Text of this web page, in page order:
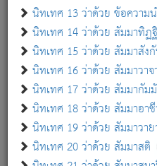
นิทเทศ 13 ว่าด้วย ข้อความ
นิทเทศ 14 ว่าด้วย สัมมาทิฏฐิ
นิทเทศ 15 ว่าด้วย สัมมาสัง
นิทเทศ 16 ว่าด้วย สัมมาวาจ
นิทเทศ 17 ว่าด้วย สัมมากัม
นิทเทศ 18 ว่าด้วย สัมมาอา
นิทเทศ 19 ว่าด้วย สัมมาวา
นิทเทศ 20 ว่าด้วย สัมมาสติ
เกี่ยวกับธรรมโฆษณ์ออนไลน์
แม้ระบบ "ธรรมโฆษณ์ออนไลน์" พย
ผู้ศึกษาก็พึงตรวจสอบกับตัวเล่มหนั
ก่อนนำข้อมูลไปใช้ในการอ้างอิง"
เกี่ยวกับอัตถจารี|เกี่ยวกับการพัฒ
หนังสือที่เกี่ยวข้อง